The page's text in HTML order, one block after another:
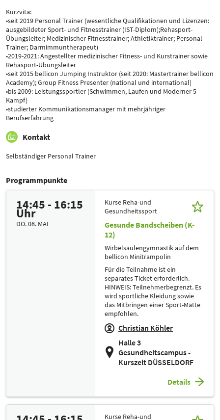
Kurzvita:
•seit 2019 Personal Trainer (wesentliche Qualifikationen und Lizenzen:
ausgebildeter Sport- und Fitnesstrainer (IST-Diplom);Rehasport-
Übungsleiter; Medizinischer Fitnesstrainer; Athletiktrainer; Personal
Trainer; Darmimmuntherapeut)
•2019-2021: Angestellter medizinischer Fitness- und Kurstrainer sowie
Rehasport-Übungsleiter
•seit 2015 bellicon Jumping Instruktor (seit 2020: Mastertrainer bellicon
Academy); Group Fitness Presenter (national und international)
•bis 2009: Leistungssportler (Schwimmen, Laufen und Moderner 5-
Kampf)
•studierter Kommunikationsmanager mit mehrjähriger
Berufserfahrung
Kontakt
Selbständiger Personal Trainer
Programmpunkte
14:45 - 16:15
Uhr
DO. 08. MAI
Kurse Reha-und
Gesundheitssport
Gesunde Bandscheiben (K-
12)
Wirbelsäulengymnastik auf dem
bellicon Minitrampolin
Für die Teilnahme ist ein
separates Ticket erforderlich.
HINWEIS: Teilnehmerbegrenzt. Es
wird sportliche Kleidung sowie
das Mitbringen einer Sport-Matte
empfohlen.
Christian Köhler
Halle 3
Gesundheitscampus -
Kurszelt DÜSSELDORF
Details
Kurse Reha-und